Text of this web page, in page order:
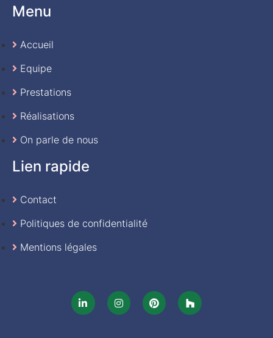
Menu
Accueil
Equipe
Prestations
Réalisations
On parle de nous
Lien rapide
Contact
Politiques de confidentialité
Mentions légales